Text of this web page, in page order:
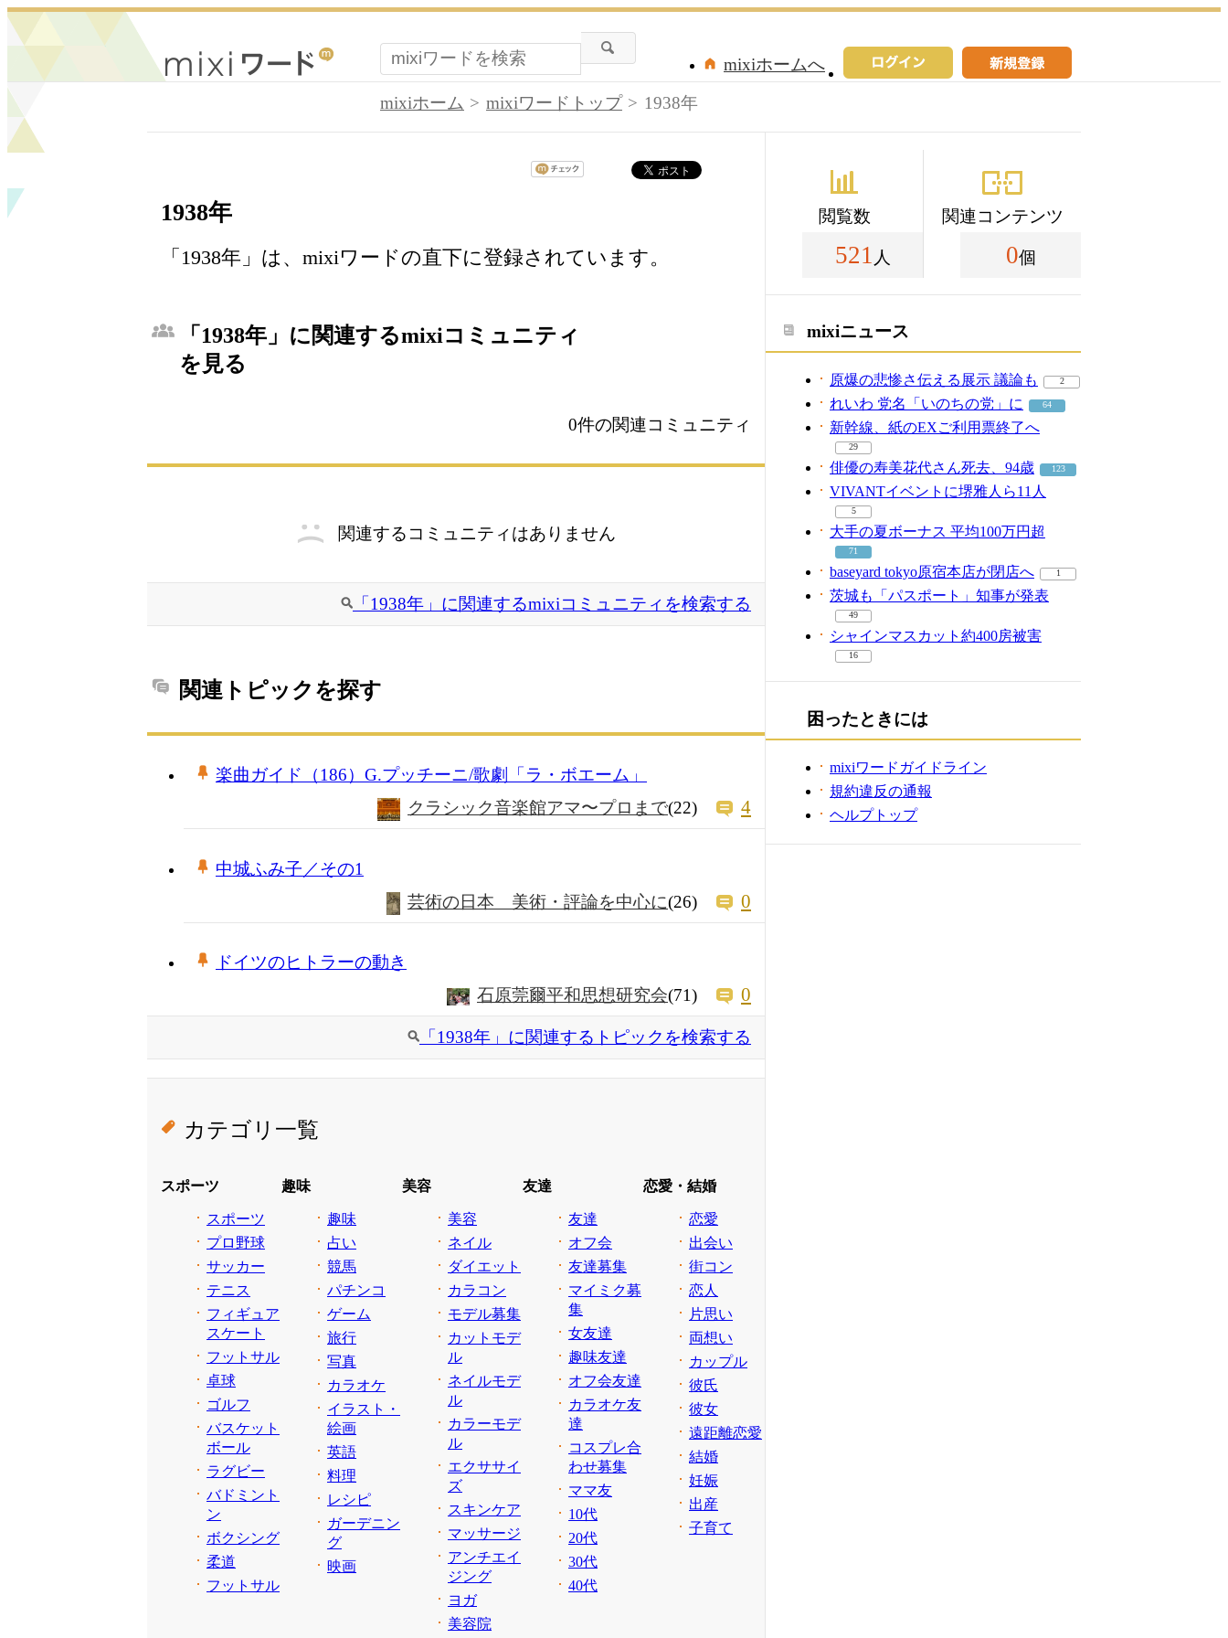
mixiホームへ
mixiホーム
mixiワードトップ 1938年
1938年
「1938年」は、mixiワードの直下に登録されています。
「1938年」に関連するmixiコミュニティ
を見る
0件の関連コミュニティ
関連するコミュニティはありません
「1938年」に関連するmixiコミュニティを検索する
関連トピックを探す
楽曲ガイド（186）G.プッチーニ/歌劇「ラ・ボエーム」
クラシック音楽館アマ〜プロまで(22) 4
中城ふみ子／その1
芸術の日本 美術・評論を中心に(26) 0
ドイツのヒトラーの動き
石原莞爾平和思想研究会(71) 0
「1938年」に関連するトピックを検索する
カテゴリ一覧
スポーツ
スポーツ
プロ野球
サッカー
テニス
フィギュア
スケート
フットサル
卓球
ゴルフ
バスケット
ボール
ラグビー
バドミント
ン
ボクシング
柔道
フットサル
趣味
趣味
占い
競馬
パチンコ
ゲーム
旅行
写真
カラオケ
イラスト・
絵画
英語
料理
レシピ
ガーデニン
グ
映画
美容
美容
ネイル
ダイエット
カラコン
モデル募集
カットモデ
ル
ネイルモデ
ル
カラーモデ
ル
エクササイ
ズ
スキンケア
マッサージ
アンチエイ
ジング
ヨガ
美容院
友達
友達
オフ会
友達募集
マイミク募
集
女友達
趣味友達
オフ会友達
カラオケ友
達
コスプレ合
わせ募集
ママ友
10代
20代
30代
40代
恋愛・結婚
恋愛
出会い
街コン
恋人
片思い
両想い
カップル
彼氏
彼女
遠距離恋愛
結婚
妊娠
出産
子育て
閲覧数
521 人
関連コンテンツ
0個
mixiニュース
原爆の悲惨さ伝える展示 議論も 2
れいわ 党名「いのちの党」に 64
新幹線、紙のEXご利用票終了へ
29
俳優の寿美花代さん死去、94歳 123
VIVANTイベントに堺雅人ら11人
5
大手の夏ボーナス 平均100万円超
71
baseyard tokyo原宿本店が閉店へ 1
茨城も「パスポート」知事が発表
49
シャインマスカット約400房被害
16
困ったときには
mixiワードガイドライン
規約違反の通報
ヘルプトップ